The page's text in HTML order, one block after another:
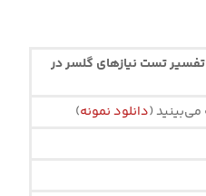
تفسیر تست نیازهای گلسر در
دانلود نمونه)